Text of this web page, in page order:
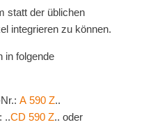
statt der üblichen
integrieren zu können.
in folgende
Nr.:A 590 Z..
..CD 590 Z.. oder